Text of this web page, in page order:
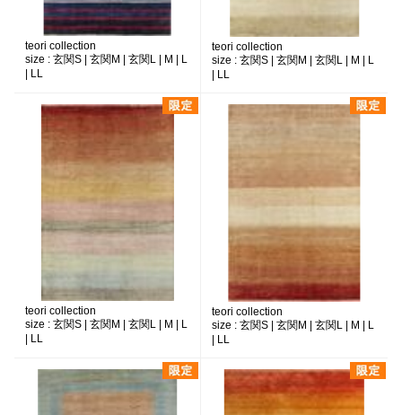
teori collection
size : 玄関S | 玄関M | 玄関L | M | L
| LL
teori collection
size : 玄関S | 玄関M | 玄関L | M | L
| LL
teori collection
size : 玄関S | 玄関M | 玄関L | M | L
| LL
teori collection
size : 玄関S | 玄関M | 玄関L | M | L
| LL